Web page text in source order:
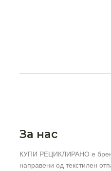
За нас
КУПИ РЕЦИКЛИРАНО е
направени од текстилен